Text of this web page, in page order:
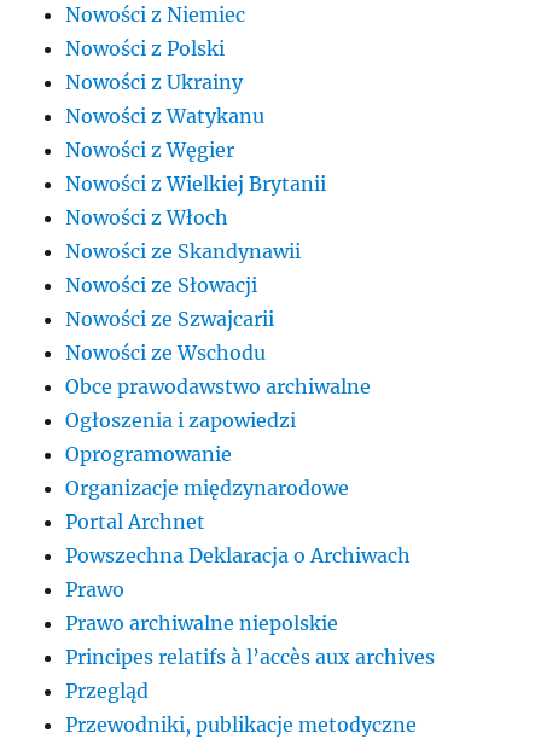
Nowości z Niemiec
Nowości z Polski
Nowości z Ukrainy
Nowości z Watykanu
Nowości z Węgier
Nowości z Wielkiej Brytanii
Nowości z Włoch
Nowości ze Skandynawii
Nowości ze Słowacji
Nowości ze Szwajcarii
Nowości ze Wschodu
Obce prawodawstwo archiwalne
Ogłoszenia i zapowiedzi
Oprogramowanie
Organizacje międzynarodowe
Portal Archnet
Powszechna Deklaracja o Archiwach
Prawo
Prawo archiwalne niepolskie
Principes relatifs à l’accès aux archives
Przegląd
Przewodniki, publikacje metodyczne